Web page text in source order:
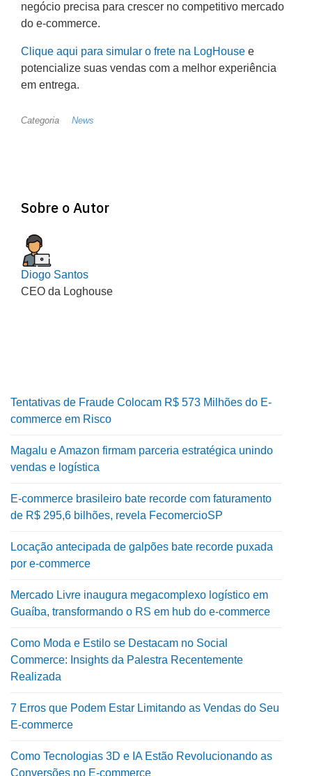
negócio precisa para crescer no competitivo mercado
do e-commerce.
Clique aqui para simular o frete na LogHouse e
potencialize suas vendas com a melhor experiência
em entrega.
Categoria News
Sobre o Autor
Diogo Santos
CEO da Loghouse
Tentativas de Fraude Colocam R$ 573 Milhões do E-
commerce em Risco
Magalu e Amazon firmam parceria estratégica unindo
vendas e logística
E-commerce brasileiro bate recorde com faturamento
de R$ 295,6 bilhões, revela FecomercioSP
Locação antecipada de galpões bate recorde puxada
por e-commerce
Mercado Livre inaugura megacomplexo logístico em
Guaíba, transformando o RS em hub do e-commerce
Como Moda e Estilo se Destacam no Social
Commerce: Insights da Palestra Recentemente
Realizada
7 Erros que Podem Estar Limitando as Vendas do Seu
E-commerce
Como Tecnologias 3D e IA Estão Revolucionando as
Conversões no E-commerce